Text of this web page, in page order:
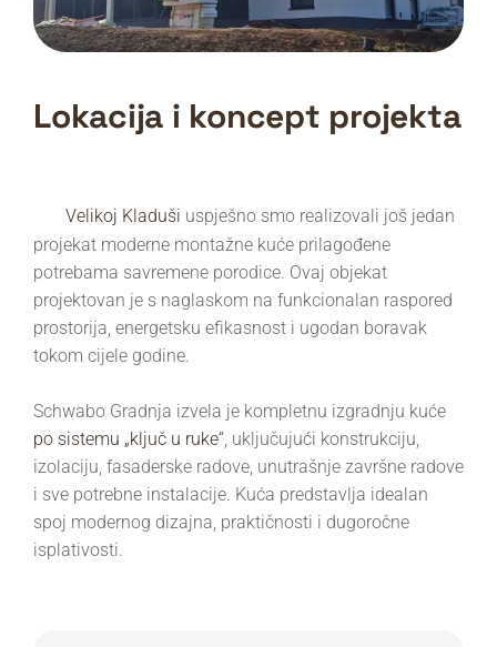
Lokacija i koncept projekta
Velikoj Kladuši uspješno smo realizovali još jedan
projekat moderne montažne kuće prilagođene
potrebama savremene porodice. Ovaj objekat
projektovan je s naglaskom na funkcionalan raspored
prostorija, energetsku efikasnost i ugodan boravak
tokom cijele godine.
Schwabo Gradnja izvela je kompletnu izgradnju kuće
po sistemu „ključ u ruke“, uključujući konstrukciju,
izolaciju, fasaderske radove, unutrašnje završne radove
i sve potrebne instalacije. Kuća predstavlja idealan
spoj modernog dizajna, praktičnosti i dugoročne
isplativosti.